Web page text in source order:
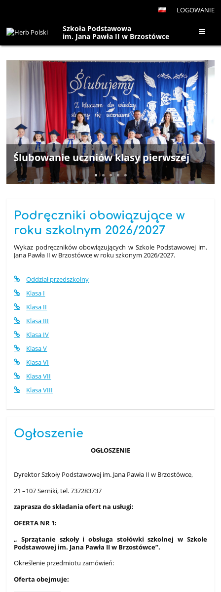
LOGOWANIE
Szkoła Podstawowa
im. Jana Pawła II w Brzostówce
Strona
główna
Ślubowanie uczniów klasy pierwszej
Podręczniki obowiązujące w
roku szkolnym 2026/2027
Wykaz podręczników obowiązujących w Szkole Podstawowej im.
Jana Pawła II w Brzostówce w roku szkonym 2026/2027.
Oddział przedszkolny
Klasa I
Klasa II
Klasa III
Klasa IV
Klasa V
Klasa VI
Klasa VII
Klasa VIII
Ogłoszenie
OGŁOSZENIE
Dyrektor Szkoły Podstawowej im. Jana Pawła II w Brzostówce,
21 –107 Serniki, tel. 737283737
zaprasza do składania ofert na usługi:
OFERTA NR 1:
„ Sprzątanie szkoły i obsługa stołówki szkolnej w Szkole
Podstawowej im. Jana Pawła II w Brzostówce”.
Określenie przedmiotu zamówień:
Oferta obejmuje: